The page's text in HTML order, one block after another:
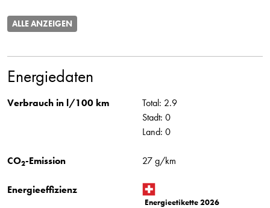
ALLE ANZEIGEN
Energiedaten
Verbrauch in l/100 km
Total: 2.9
Stadt: 0
Land: 0
CO2-Emission 27 g/km
Energieeffizienz
Energieetikette 2026